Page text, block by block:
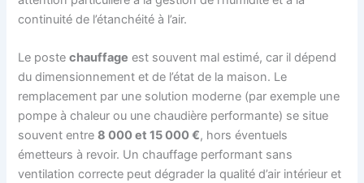
continuité de l’étanchéité à l’air.
Le postechauffage est souvent mal estimé, car il dépend
du dimensionnement et de l’état de la maison. Le
remplacement par une solution moderne (par exemple une
pompe à chaleur ou une chaudière performante) se situe
souvent entre8 000 et 15 000 €, hors éventuels
émetteurs à revoir. Un chauffage performant sans
ventilation correcte peut dégrader la qualité d’air intérieur et